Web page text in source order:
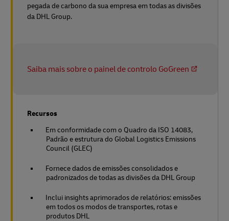
pegada de carbono da sua empresa em todas as divisões
da DHL Group.
Saiba mais sobre o painel de controlo GoGreen
Recursos
Em conformidade com o Quadro da ISO 14083,
Padrão e estrutura do Global Logistics Emissions
Council (GLEC)
Fornece dados de emissões consolidados e
padronizados de todas as divisões da DHL Group
Inclui insights aprimorados de relatórios: emissões
em todos os modos de transportes, rotas e
produtos DHL